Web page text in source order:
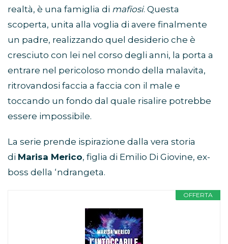
realtà, è una famiglia di mafiosi. Questa
scoperta, unita alla voglia di avere finalmente
un padre, realizzando quel desiderio che è
cresciuto con lei nel corso degli anni, la porta a
entrare nel pericoloso mondo della malavita,
ritrovandosi faccia a faccia con il male e
toccando un fondo dal quale risalire potrebbe
essere impossibile.
La serie prende ispirazione dalla vera storia
di Marisa Merico, figlia di Emilio Di Giovine, ex-
boss della ‘ndrangeta.
OFFERTA